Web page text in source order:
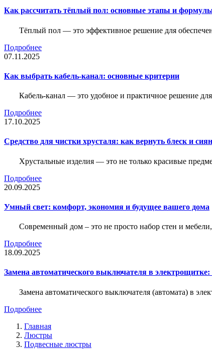
Как рассчитать тёплый пол: основные этапы и
Тёплый пол — это эффективное решение для
Подробнее
07.11.2025
Как выбрать кабель-канал: основные критерии
Кабель-канал — это удобное и практичное решение
Подробнее
17.10.2025
Средство для чистки хрусталя: как вернуть блеск и
Хрустальные изделия — это не только красивые
Подробнее
20.09.2025
Умный свет: комфорт, экономия и будущее вашего дома
Современный дом – это не просто набор стен и
Подробнее
18.09.2025
Замена автоматического выключателя в
Замена автоматического выключателя (автомата) в
Подробнее
Главная
Люстры
Подвесные люстры